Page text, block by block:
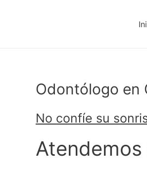
Odontólogo en
No confíe su